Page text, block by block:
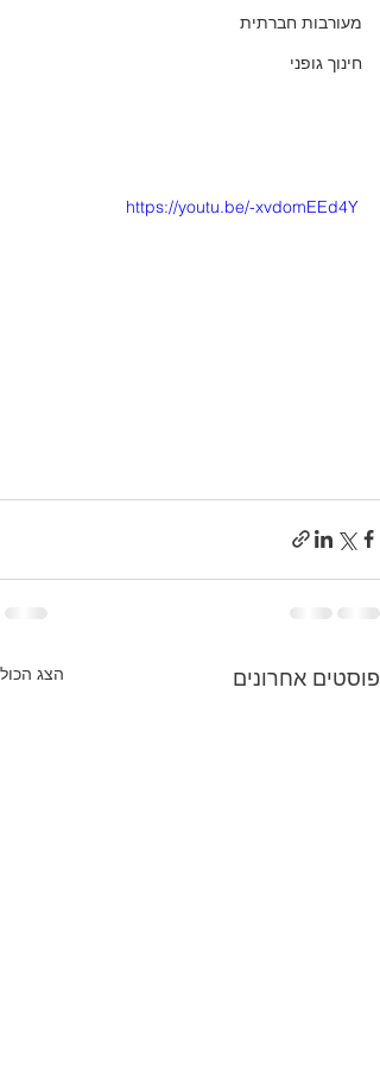
מעורבות חברתית
חינוך גופני
https://youtu.be/-xvdomEEd4Y
פוסטים אחרונים הצג הכול